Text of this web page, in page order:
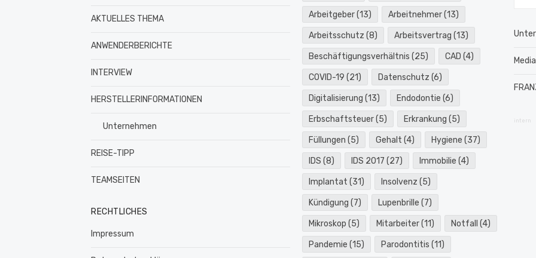
AKTUELLES THEMA
ANWENDERBERICHTE
INTERVIEW
HERSTELLERINFORMATIONEN
Unternehmen
REISE-TIPP
TEAMSEITEN
RECHTLICHES
Impressum
Arbeitgeber(13) Arbeitnehmer(13)
Arbeitsschutz (8) Arbeitsvertrag (13)
Beschäftigungsverhältnis (25) CAD (4)
COVID-19 (21) Datenschutz (6)
Digitalisierung (13) Endodontie (6)
Erbschaftsteuer(5) Erkrankung (5)
Füllungen (5) Gehalt (4) Hygiene (37)
IDS (8) IDS 2017 (27) Immobilie (4)
Implantat (31) Insolvenz (5)
Kündigung (7) Lupenbrille (7)
Mikroskop (5) Mitarbeiter(11) Notfall (4)
Pandemie (15) Parodontitis (11)
intern